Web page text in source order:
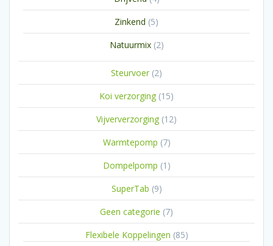
producten
Zinkend 55
producten
Natuurmix 22
Steurvoer 22
producten
Koi verzorging 1515
producten
Vijververzorging 1212
producten
Warmtepomp 77
producten
Dompelpomp 1 1
product
SuperTab 99
producten
Geen categorie 77
producten
Flexibele Koppelingen 8585